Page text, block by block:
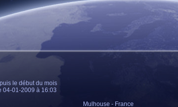
le début du mois
04-01-2009 à 16:03
Mulhouse - France